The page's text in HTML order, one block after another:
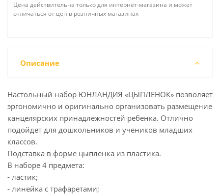
Цена действительна только для интернет-магазина и может
отличаться от цен в розничных магазинах
Описание
Настольный набор ЮНЛАНДИЯ «ЦЫПЛЕНОК» позволяет
эргономично и оригинально организовать размещение
канцелярских принадлежностей ребенка. Отлично
подойдет для дошкольников и учеников младших
классов.
Подставка в форме цыпленка из пластика.
В наборе 4 предмета:
- ластик;
- линейка с трафаретами;